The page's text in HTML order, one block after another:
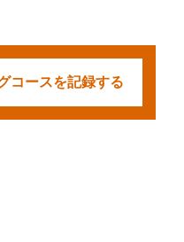
コースを記録する